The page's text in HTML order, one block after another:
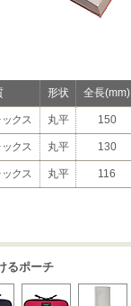
形状 全長(mm)
クス 丸平 150
クス 丸平 130
クス 丸平 116
るポーチ